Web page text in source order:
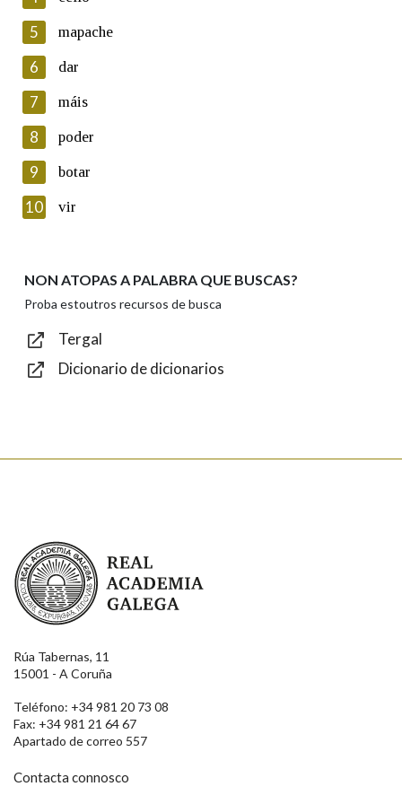
Lin e acepto as condicións da política de
Introduce o código que aparece na imaxe:
Texto de verificación
Enviar
5 mapache
6 dar
7 máis
8 poder
9 botar
10 vir
NON ATOPAS A PALABRA QUE BUSCAS?
Proba estoutros recursos de busca
Tergal
Dicionario de dicionarios
Real Academia Galega
Rúa Tabernas, 11
15001 - A Coruña
Teléfono: +34 981 20 73 08
Fax: +34 981 21 64 67
Apartado de correo 557
Contacta connosco